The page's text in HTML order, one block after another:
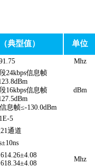
典型值） 单位
Mhz
24kbps信息帧
16kbps信息帧
息帧≤-130.0dBm
dBm
5
21通道
Mhz